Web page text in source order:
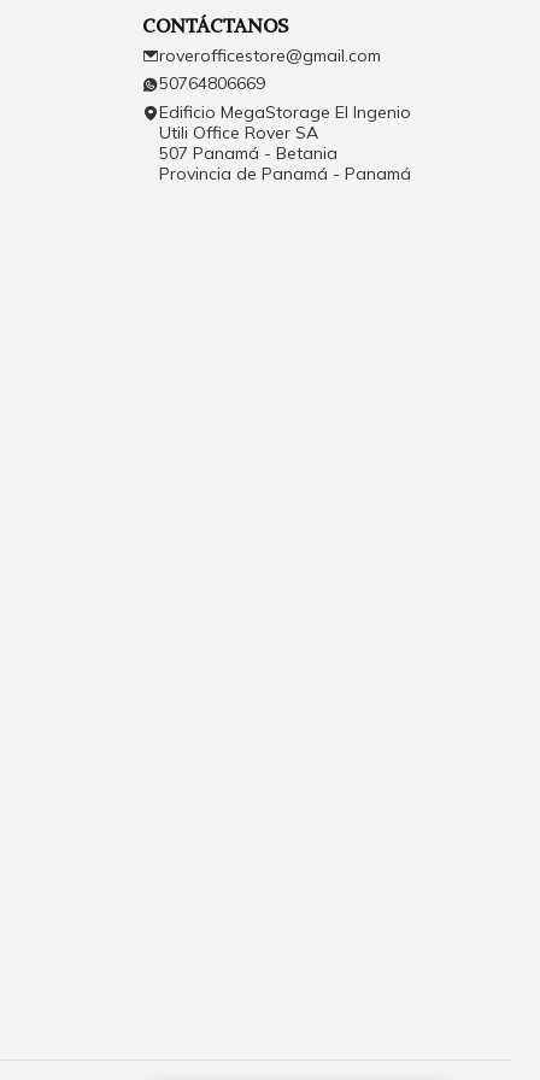
CONTÁCTANOS
roverofficestore@gmail.com
50764806669
Edificio MegaStorage El Ingenio
Utili Office Rover SA
507 Panamá - Betania
Provincia de Panamá - Panamá